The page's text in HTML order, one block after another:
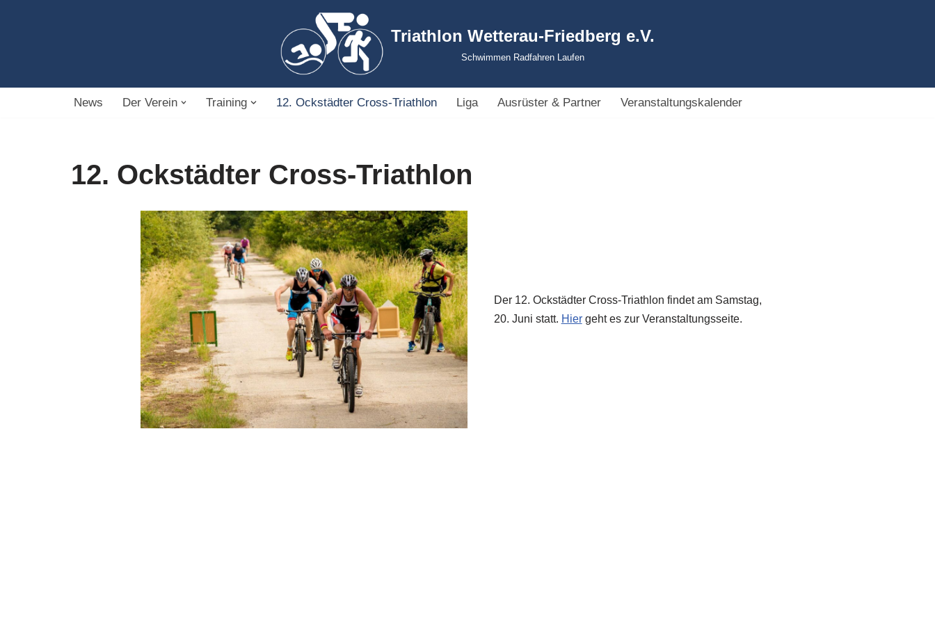
Triathlon Wetterau-Friedberg e.V.
Schwimmen Radfahren Laufen
News Der Verein Training 12. Ockstädter Cross-Triathlon Liga Ausrüster & Partner Veranstaltungskalender
12. Ockstädter Cross-Triathlon
Der 12. Ockstädter Cross-Triathlon findet am Samstag,
20. Juni statt. Hiergeht es zur Veranstaltungsseite.